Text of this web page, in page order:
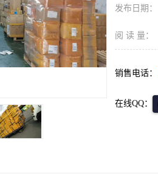
发布日期：
阅 读 量：
销售电话：
在线QQ：